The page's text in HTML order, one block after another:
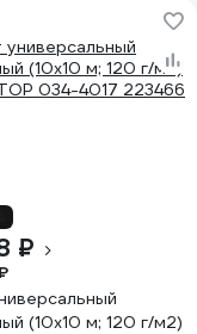
₽
(10х10 м; 120 г/м2)